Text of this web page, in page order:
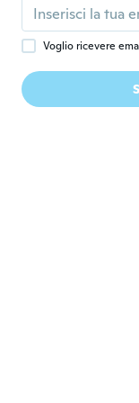
L Luis
Not
broken
Voglio ricevere